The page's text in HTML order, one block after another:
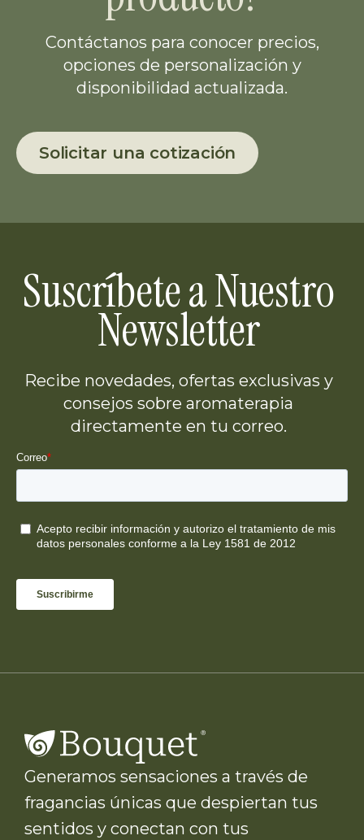
Contáctanos para conocer precios,
opciones de personalización y
disponibilidad actualizada.
Solicitar una cotización
Suscríbete a Nuestro
Newsletter
Recibe novedades, ofertas exclusivas y
consejos sobre aromaterapia
directamente en tu correo.
Generamos sensaciones a través de
fragancias únicas que despiertan tus
sentidos y conectan con tus